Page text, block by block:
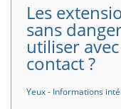
Les
sans
utiliser
contact ?
Yeux - Informations